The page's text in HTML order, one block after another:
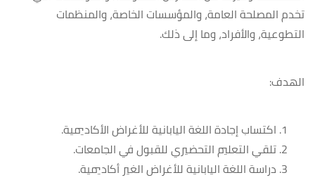
تخدم المصلحة العامة، والمؤسسات الخاصة، والمنظمات
التطوعية، والأفراد، وما إلى ذلك.
الهدف:
اكتساب إجادة اللغة اليابانية للأغراض الأكاديمية.
تلقي التعليم التحضيري للقبول في الجامعات.
دراسة اللغة اليابانية للأغراض الغير أكاديمية.